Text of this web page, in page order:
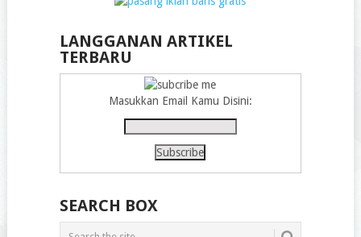
LANGGANAN ARTIKEL
TERBARU
Masukkan Email Kamu Disini:
SEARCH BOX